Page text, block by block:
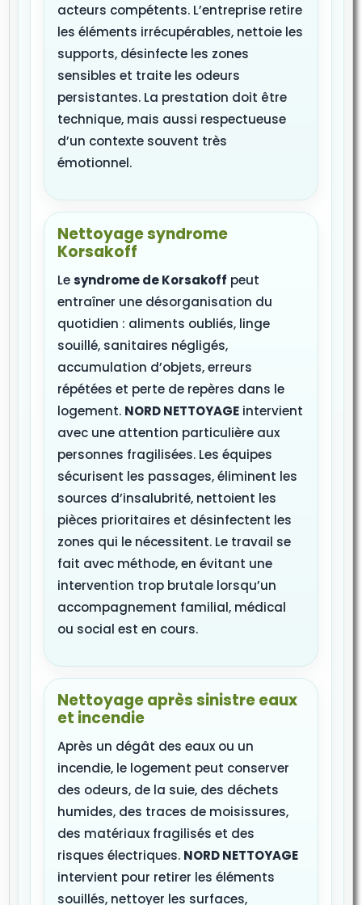
acteurs compétents. L’entreprise retire
les éléments irrécupérables, nettoie les
supports, désinfecte les zones
sensibles et traite les odeurs
persistantes. La prestation doit être
technique, mais aussi respectueuse
d’un contexte souvent très
émotionnel.
Nettoyage syndrome
Korsakoff
Lesyndrome de Korsakoff peut
entraîner une désorganisation du
quotidien : aliments oubliés, linge
souillé, sanitaires négligés,
accumulation d’objets, erreurs
répétées et perte de repères dans le
logement. NORD NETTOYAGE intervient
avec une attention particulière aux
personnes fragilisées. Les équipes
sécurisent les passages, éliminent les
sources d’insalubrité, nettoient les
pièces prioritaires et désinfectent les
zones qui le nécessitent. Le travail se
fait avec méthode, en évitant une
intervention trop brutale lorsqu’un
accompagnement familial, médical
ou social est en cours.
Nettoyage après sinistre eaux
et incendie
Après un dégât des eaux ou un
incendie, le logement peut conserver
des odeurs, de la suie, des déchets
humides, des traces de moisissures,
des matériaux fragilisés et des
risques électriques. NORD NETTOYAGE
intervient pour retirer les éléments
souillés, nettoyer les surfaces,